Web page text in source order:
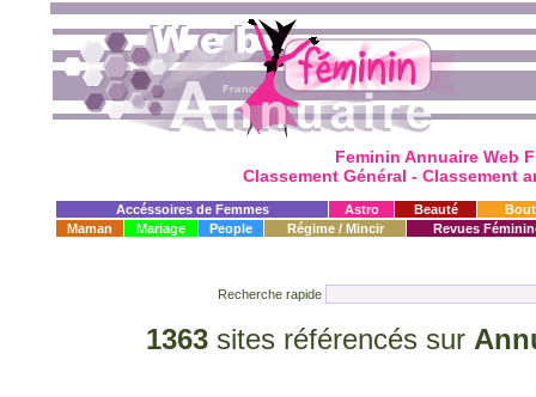
Feminin Annuaire Web
Classement Général - Classement
Accéssoires de Femmes Astro Beauté
Maman
Mariage People Régime / Mincir Revues
Recherche rapide
1363sites référencés sur